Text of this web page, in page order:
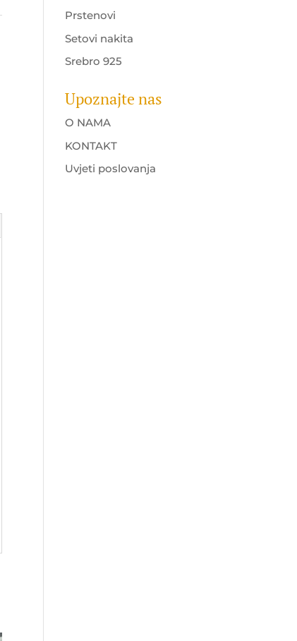
Prstenovi
Setovi nakita
Srebro 925
Upoznajte nas
O NAMA
KONTAKT
Uvjeti poslovanja